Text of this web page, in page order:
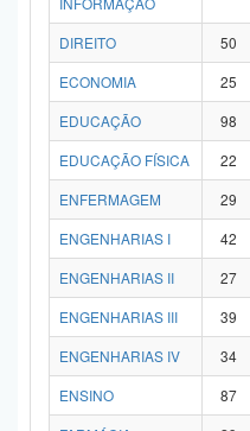
DIREITO 50
ECONOMIA
25
EDUCAÇÃO
98
EDUCAÇÃO FÍSICA
22
ENFERMAGEM
29
ENGENHARIAS I
42
ENGENHARIAS II
27
ENGENHARIAS III
39
ENGENHARIAS IV
34
ENSINO
87